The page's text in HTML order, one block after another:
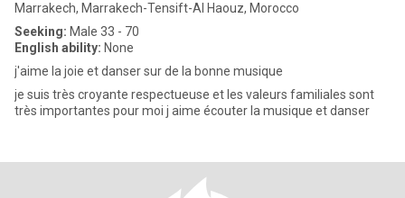
Marrakech, Marrakech-Tensift-Al Haouz, Morocco
Seeking: Male 33 - 70
English ability: None
j'aime la joie et danser sur de la bonne musique
je suis très croyante respectueuse et les valeurs familiales sont
très importantes pour moi j aime écouter la musique et danser